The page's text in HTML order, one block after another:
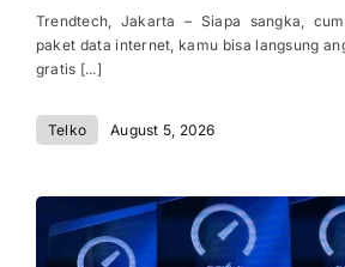
Trendtech, Jakarta – Siapa sangka,
paket data internet, kamu bisa langsung
gratis [...]
Telko August 5, 2026